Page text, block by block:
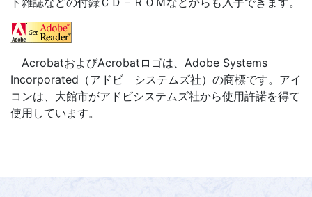
AcrobatおよびAcrobatロゴは、Adobe Systems
Incorporated（アドビ システムズ社）の商標です。アイ
コンは、大館市がアドビシステムズ社から使用許諾を得て
使用しています。